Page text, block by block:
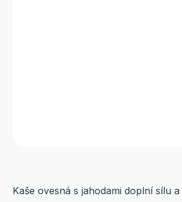
Kaše ovesná s jahodami doplní sílu a